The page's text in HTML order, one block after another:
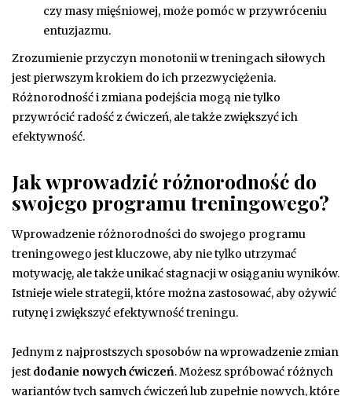
czy masy mięśniowej, może pomóc w przywróceniu
entuzjazmu.
Zrozumienie przyczyn monotonii w treningach siłowych
jest pierwszym krokiem do ich przezwyciężenia.
Różnorodność i zmiana podejścia mogą nie tylko
przywrócić radość z ćwiczeń, ale także zwiększyć ich
efektywność.
Jak wprowadzić różnorodność do
swojego programu treningowego?
Wprowadzenie różnorodności do swojego programu
treningowego jest kluczowe, aby nie tylko utrzymać
motywację, ale także unikać stagnacji w osiąganiu wyników.
Istnieje wiele strategii, które można zastosować, aby ożywić
rutynę i zwiększyć efektywność treningu.
Jednym z najprostszych sposobów na wprowadzenie zmian
jest dodanie nowych ćwiczeń. Możesz spróbować różnych
wariantów tych samych ćwiczeń lub zupełnie nowych, które